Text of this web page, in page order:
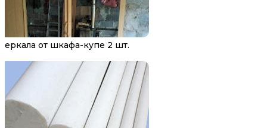
Зеркала от шкафа-купе 2 шт.